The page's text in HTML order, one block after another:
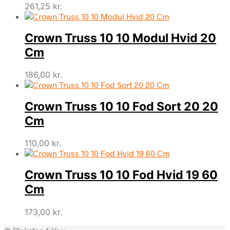
261,25 kr.
Crown Truss 10 10 Modul Hvid 20
Cm
186,00 kr.
Crown Truss 10 10 Fod Sort 20 20
Cm
110,00 kr.
Crown Truss 10 10 Fod Hvid 19 60
Cm
173,00 kr.